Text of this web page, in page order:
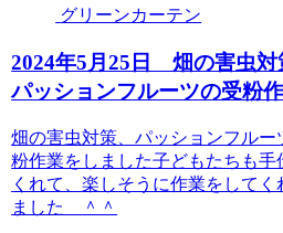
グリーンカーテン
2024年5月25日 畑の害虫対
パッションフルーツの受粉
畑の害虫対策、パッションフルー
粉作業をしました子どもたちも手
くれて、楽しそうに作業をしてく
ました ＾＾